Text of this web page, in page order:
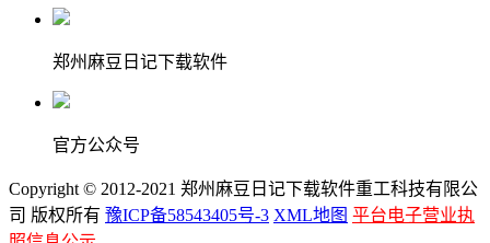
郑州麻豆日记下载软件
官方公众号
Copyright © 2012-2021 郑州麻豆日记下载软件重工科技有限公
司 版权所有 豫ICP备58543405号-3 XML地图 平台电子营业执